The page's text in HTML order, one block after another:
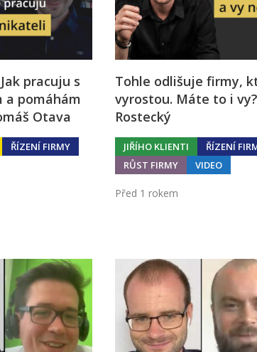
pracuju s
pomáhám
Otava
ŘÍZENÍ FIRMY
Tohle odlišuje firmy,
vyrostou. Máte to i
Rostecký
JIŘÍHO KLIENTI
ŘÍZENÍ
RŮST FIRMY
VIDEO
Před 1 rokem